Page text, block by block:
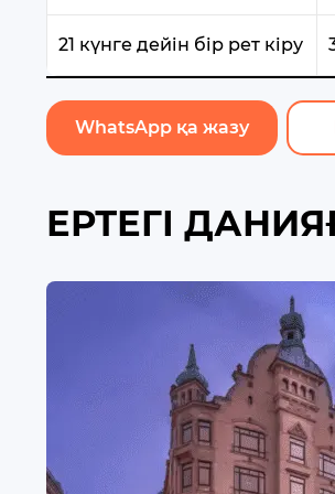
21 күнге дейін бір рет кіру
WhatsApp қа жазу
ЕРТЕГІ